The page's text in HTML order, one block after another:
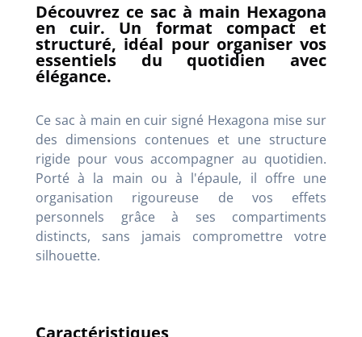
Découvrez ce sac à main Hexagona
en cuir. Un format compact et
structuré, idéal pour organiser vos
essentiels du quotidien avec
élégance.
Ce sac à main en cuir signé Hexagona mise sur
des dimensions contenues et une structure
rigide pour vous accompagner au quotidien.
Porté à la main ou à l'épaule, il offre une
organisation rigoureuse de vos effets
personnels grâce à ses compartiments
distincts, sans jamais compromettre votre
silhouette.